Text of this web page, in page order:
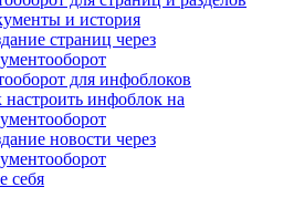
и история
страниц через
для инфоблоков
настроить инфоблок на
новости через
себя